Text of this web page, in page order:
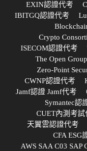
EXIN認證代考
IBITGQ認證代考
Crypto
ISECOM認證代考
The Open
Zero-Point
CWNP認證代考
Jamf認證 Jamf代考
Symantec認
CUET內測考試
天翼雲認證代考
CFA ESG
AWS SAA C03 SAP